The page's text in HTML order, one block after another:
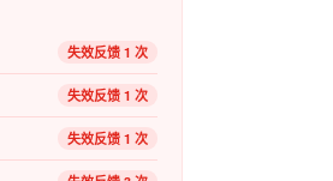
失效反馈 1 次
失效反馈 1 次
失效反馈 1 次